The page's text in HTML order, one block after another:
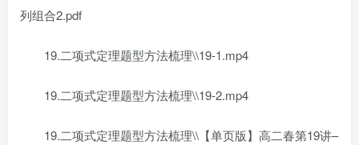
列组合2.pdf
19.二项式定理题型方法梳理\\19-1.mp4
19.二项式定理题型方法梳理\\19-2.mp4
19.二项式定理题型方法梳理\\【单页版】高二春第19讲–